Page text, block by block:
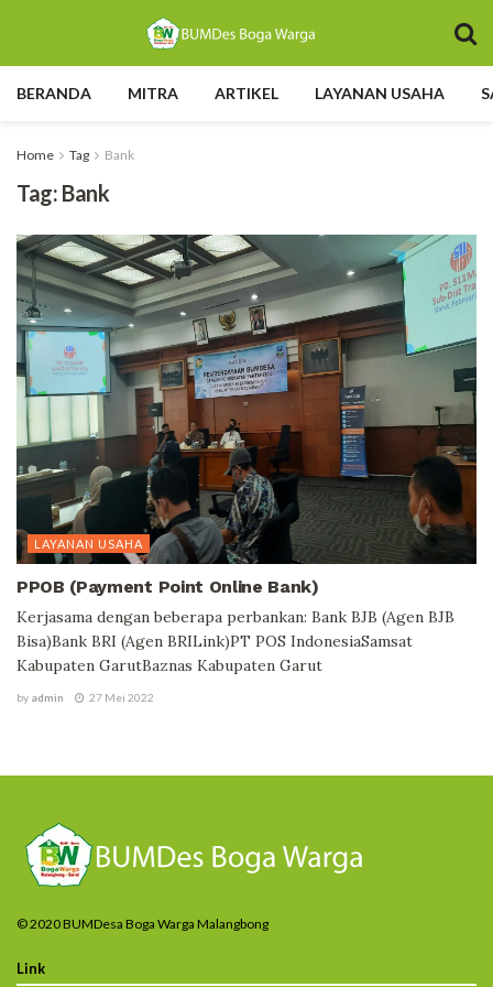
BERANDA MITRA ARTIKEL LAYANAN USAHA
Home Tag Bank
Tag: Bank
LAYANAN USAHA
PPOB (Payment Point Online Bank)
Kerjasama dengan beberapa perbankan: Bank BJB (Agen BJB
Bisa)Bank BRI (Agen BRILink)PT POS IndonesiaSamsat
Kabupaten GarutBaznas Kabupaten Garut
by admin 27 Mei 2022
© 2020 BUMDesa Boga Warga Malangbong
Link